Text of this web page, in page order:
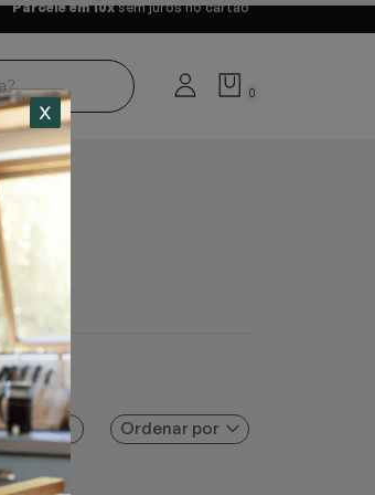
Parcele em 10xsem juros no cartão
0
Filtros Ordenar por